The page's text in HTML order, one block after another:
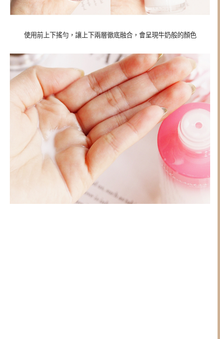
使用前上下搖勻，讓上下兩層徹底融合，會呈現牛奶般的顏色